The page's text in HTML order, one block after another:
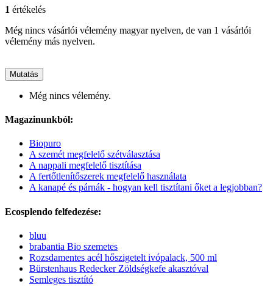
1 értékelés
Még nincs vásárlói vélemény magyar nyelven, de van 1 vásárlói
vélemény más nyelven.
Mutatás
Még nincs vélemény.
Magazinunkból:
Biopuro
A szemét megfelelő szétválasztása
A nappali megfelelő tisztítása
A fertőtlenítőszerek megfelelő használata
A kanapé és párnák - hogyan kell tisztítani őket a legjobban?
Ecosplendo felfedezése:
bluu
brabantia Bio szemetes
Rozsdamentes acél hőszigetelt ivópalack, 500 ml
Bürstenhaus Redecker Zöldségkefe akasztóval
Semleges tisztító